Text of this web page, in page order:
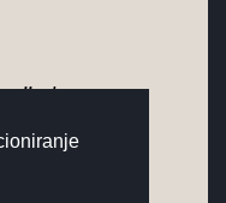
Marko